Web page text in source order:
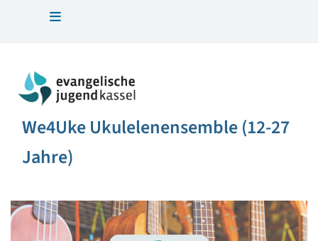
We4Uke Ukulelenensemble (12-27
Jahre)